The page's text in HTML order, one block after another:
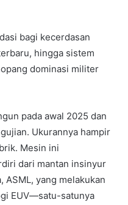
bagi kecerdasan
hingga sistem
dominasi militer
pada awal 2025 dan
Ukurannya hampir
Mesin ini
dari mantan insinyur
ASML, yang melakukan
EUV—satu-satunya